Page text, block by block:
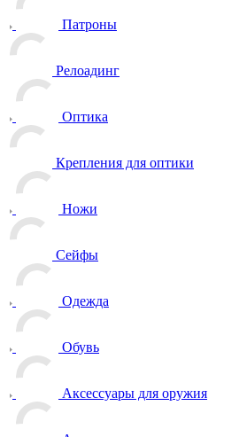
Патроны
Релоадинг
Оптика
Крепления для оптики
Ножи
Сейфы
Одежда
Обувь
Аксессуары для оружия